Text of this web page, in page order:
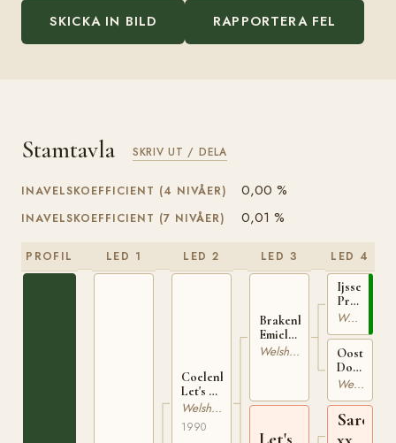
SKICKA IN BILD RAPPORTERA FEL
Stamtavla SKRIV UT / DELA
INAVELSKOEFFICIENT (4 NIVÅER) 0,00 %
INAVELSKOEFFICIENT (7 NIVÅER) 0,01 %
PROFIL LED 1 LED 2
Coelenhage's
Let's Be
the
Best
16193
Welsh Partbred
1990
LED 3
Brakenhoeve's
Emiel
STB-BWelshponny
LED 4
Primeur
11742Welshponny
Doukje
16174Welshponny
Saros